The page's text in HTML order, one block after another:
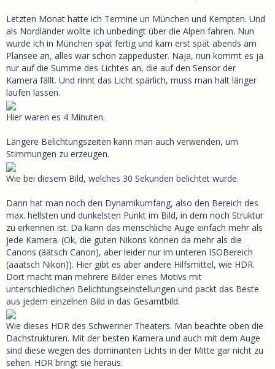
Letzten Monat hatte ich Termine un München und Kempten. Und
als Nordländer wollte ich unbedingt über die Alpen fahren. Nun
wurde ich in München spät fertig und kam erst spät abends am
Plansee an, alles war schon zappeduster. Naja, nun kommt es ja
nur auf die Summe des Lichtes an, die auf den Sensor der
Kamera fällt. Und rinnt das Licht spärlich, muss man halt länger
laufen lassen.
Hier waren es 4 Minuten.
Längere Belichtungszeiten kann man auch verwenden, um
Stimmungen zu erzeugen.
Wie bei diesem Bild, welches 30 Sekunden belichtet wurde.
Dann hat man noch den Dynamikumfang, also den Bereich des
max. hellsten und dunkelsten Punkt im Bild, in dem noch Struktur
zu erkennen ist. Da kann das menschliche Auge einfach mehr als
jede Kamera. (Ok, die guten Nikons können da mehr als die
Canons (äätsch Canon), aber leider nur im unteren ISOBereich
(ääätsch Nikon)). Hier gibt es aber andere Hilfsmittel, wie HDR.
Dort macht man mehrere Bilder eines Motivs mit
unterschiedlichen Belichtungseinstellungen und packt das Beste
aus jedem einzelnen Bild in das Gesamtbild.
Wie dieses HDR des Schweriner Theaters. Man beachte oben die
Dachstrukturen. Mit der besten Kamera und auch mit dem Auge
sind diese wegen des dominanten Lichts in der Mitte gar nicht zu
sehen. HDR bringt sie heraus.